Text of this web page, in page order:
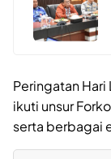
Peringatan Hari
ikuti unsur
serta berbagai